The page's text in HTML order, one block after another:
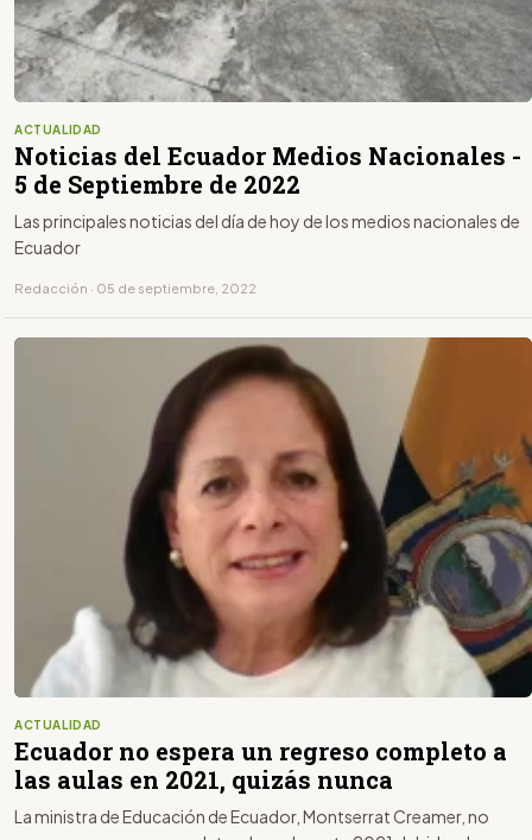
ACTUALIDAD
Noticias del Ecuador Medios Nacionales -
5 de Septiembre de 2022
Las principales noticias del día de hoy de los medios nacionales de
Ecuador
Redacción · 05 de septiembre, 2022
ACTUALIDAD
Ecuador no espera un regreso completo a
las aulas en 2021, quizás nunca
La ministra de Educación de Ecuador, Montserrat Creamer, no